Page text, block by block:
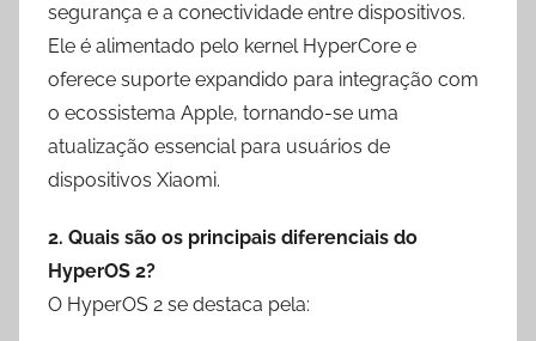
segurança e a conectividade entre dispositivos.
Ele é alimentado pelo kernel HyperCore e
oferece suporte expandido para integração com
o ecossistema Apple, tornando-se uma
atualização essencial para usuários de
dispositivos Xiaomi.
2. Quais são os principais diferenciais do
HyperOS 2?
O HyperOS 2 se destaca pela: